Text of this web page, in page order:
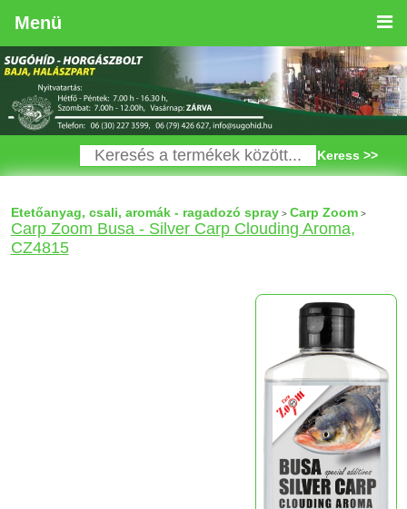
Menü
Keress >>
Etetőanyag, csali, aromák - ragadozó spray> Carp Zoom>
Carp Zoom Busa - Silver Carp Clouding Aroma,
CZ4815